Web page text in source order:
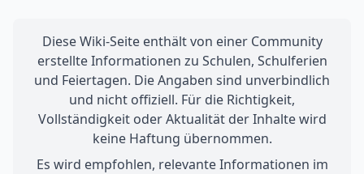
Diese Wiki-Seite enthält von einer Community
erstellte Informationen zu Schulen, Schulferien
und Feiertagen. Die Angaben sind unverbindlich
und nicht offiziell. Für die Richtigkeit,
Vollständigkeit oder Aktualität der Inhalte wird
keine Haftung übernommen.
Es wird empfohlen, relevante Informationen im